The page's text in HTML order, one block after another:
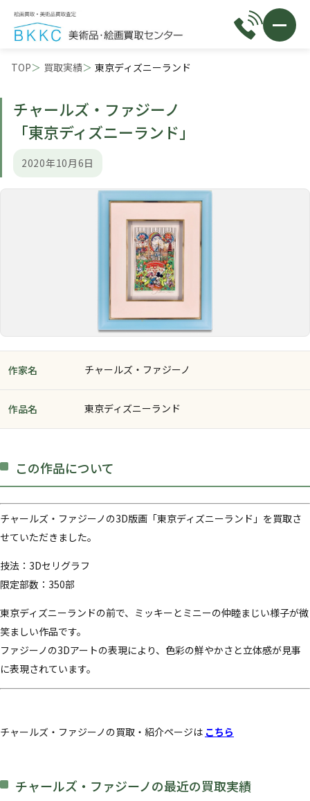
TOP 買取実績 東京ディズニーランド
チャールズ・ファジーノ
「東京ディズニーランド」
2020年10月6日
作家名 チャールズ・ファジーノ
作品名 東京ディズニーランド
この作品について
チャールズ・ファジーノの3D版画「東京ディズニーランド」を買取さ
せていただきました。
技法：3Dセリグラフ
限定部数：350部
東京ディズニーランドの前で、ミッキーとミニーの仲睦まじい様子が微
笑ましい作品です。
ファジーノの3Dアートの表現により、色彩の鮮やかさと立体感が見事
に表現されています。
チャールズ・ファジーノの買取・紹介ページは こちら
チャールズ・ファジーノの最近の買取実績